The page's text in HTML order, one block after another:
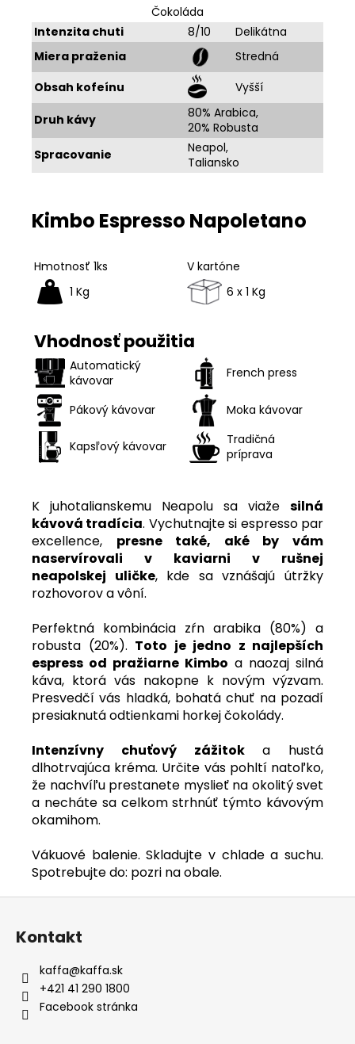
Čokoláda
Intenzita chuti
8/10
Delikátna
Miera praženia
Stredná
Obsah kofeínu
Vyšší
Druh kávy
80% Arabica,
20% Robusta
Spracovanie
Neapol,
Taliansko
Kimbo Espresso Napoletano
Hmotnosť 1ks
V kartóne
1 Kg
6 x 1 Kg
Vhodnosť použitia
Automatický
kávovar
French press
Pákový kávovar Moka kávovar
Kapsľový kávovar
Tradičná
príprava
K juhotalianskemu Neapolu sa viaže silná
kávová tradícia. Vychutnajte si espresso par
excellence, presne také, aké by vám
naservírovali v kaviarni v rušnej
neapolskej uličke, kde sa vznášajú útržky
rozhovorov a vôní.
Perfektná kombinácia zŕn arabika (80%) a
robusta (20%). Toto je jedno z najlepších
espress od pražiarne Kimbo a naozaj silná
káva, ktorá vás nakopne k novým výzvam.
Presvedčí vás hladká, bohatá chuť na pozadí
presiaknutá odtienkami horkej čokolády.
Intenzívny chuťový zážitoka hustá
dlhotrvajúca kréma. Určite vás pohltí natoľko,
že nachvíľu prestanete myslieť na okolitý svet
a necháte sa celkom strhnúť týmto kávovým
okamihom.
Vákuové balenie. Skladujte v chlade a suchu.
Spotrebujte do: pozri na obale.
Z
Kontakt
kaffa@kaffa.sk
+421 41 290 1800
Facebook stránka